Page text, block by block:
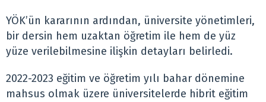
YÖK’ün kararının ardından, üniversite yönetimleri,
bir dersin hem uzaktan öğretim ile hem de yüz
yüze verilebilmesine ilişkin detayları belirledi.
2022-2023 eğitim ve öğretim yılı bahar dönemine
mahsus olmak üzere üniversitelerde hibrit eğitim